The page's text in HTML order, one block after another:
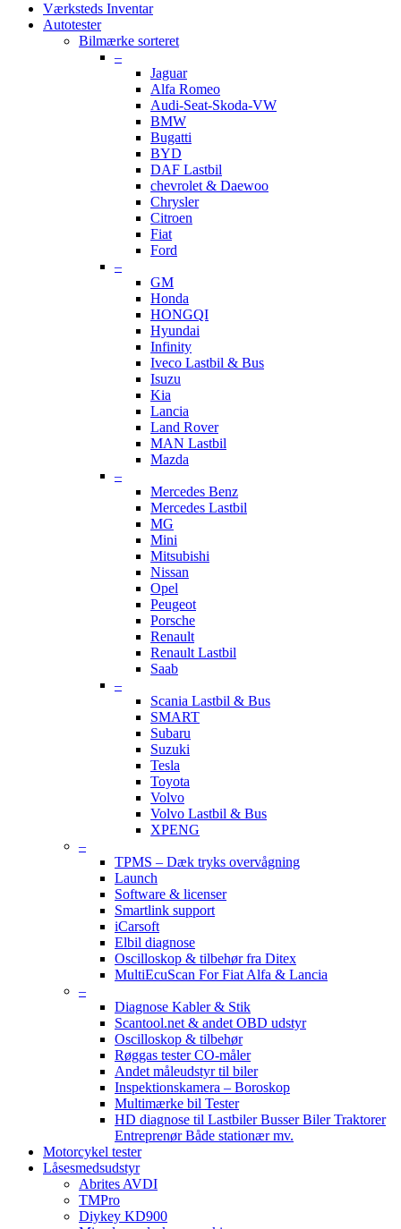
Værksteds Inventar
Autotester
Bilmærke sorteret
–
Jaguar
Alfa Romeo
Audi-Seat-Skoda-VW
BMW
Bugatti
BYD
DAF Lastbil
chevrolet & Daewoo
Chrysler
Citroen
Fiat
Ford
–
GM
Honda
HONGQI
Hyundai
Infinity
Iveco Lastbil & Bus
Isuzu
Kia
Lancia
Land Rover
MAN Lastbil
Mazda
–
Mercedes Benz
Mercedes Lastbil
MG
Mini
Mitsubishi
Nissan
Opel
Peugeot
Porsche
Renault
Renault Lastbil
Saab
–
Scania Lastbil & Bus
SMART
Subaru
Suzuki
Tesla
Toyota
Volvo
Volvo Lastbil & Bus
XPENG
–
TPMS – Dæk tryks overvågning
Launch
Software & licenser
Smartlink support
iCarsoft
Elbil diagnose
Oscilloskop & tilbehør fra Ditex
MultiEcuScan For Fiat Alfa & Lancia
–
Diagnose Kabler & Stik
Scantool.net & andet OBD udstyr
Oscilloskop & tilbehør
Røggas tester CO-måler
Andet måleudstyr til biler
Inspektionskamera – Boroskop
Multimærke bil Tester
HD diagnose til Lastbiler Busser Biler Traktorer
Entreprenør Både stationær mv.
Motorcykel tester
Låsesmedsudstyr
Abrites AVDI
TMPro
Diykey KD900